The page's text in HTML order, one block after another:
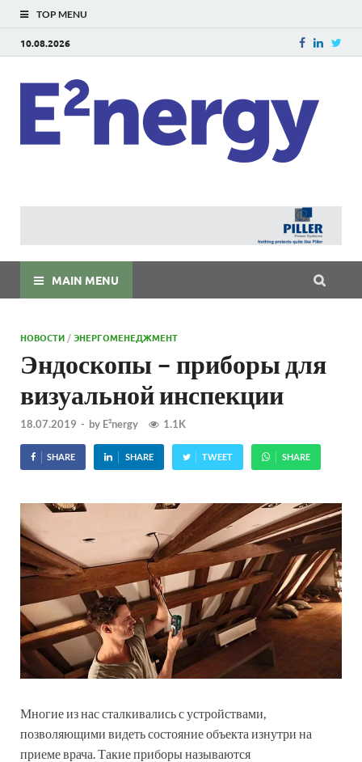
TOP MENU
10.08.2026
MAIN MENU
НОВОСТИ /ЭНЕРГОМЕНЕДЖМЕНТ
Эндоскопы – приборы для
визуальной инспекции
18.07.2019 - by E²nergy 1.1K
SHARE SHARE TWEET SHARE
Многие из нас сталкивались с устройствами,
позволяющими видеть состояние объекта изнутри на
приеме врача. Такие приборы называются